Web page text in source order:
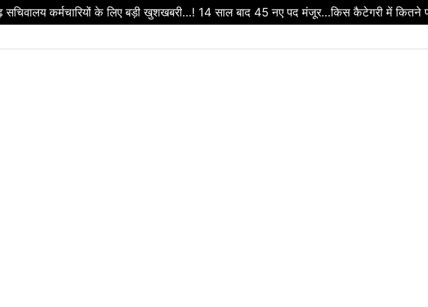
बेटे की सड़क हादसे में मौत…! जेल में बंद भाई से मिलने जा रहा था परिवार…3 लोगों की भी मौत